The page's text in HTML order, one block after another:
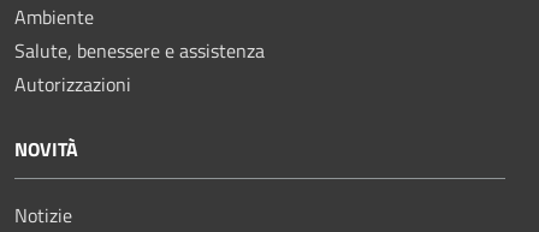
Ambiente
Salute, benessere e assistenza
Autorizzazioni
NOVITÀ
Notizie